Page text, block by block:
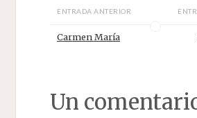
ENTRADA ANTERIOR
Carmen María
Un